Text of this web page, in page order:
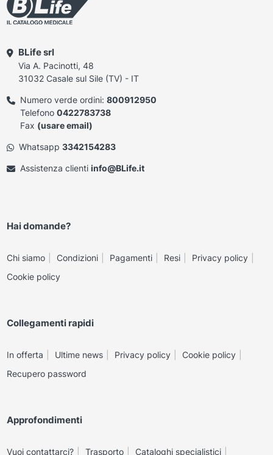
BLife srl
Via A. Pacinotti, 48
31032 Casale sul Sile (TV) - IT
Numero verde ordini: 800912950
Telefono 0422783738
Fax (usare email)
Whatsapp 3342154283
Assistenza clienti info@BLife.it
Hai domande?
Chi siamo Condizioni Pagamenti Resi
Privacy policy
Cookie policy
Collegamenti rapidi
In offerta Ultime news Privacy policy
Cookie policy
Recupero password
Approfondimenti
Vuoi contattarci? Trasporto Cataloghi specialistici